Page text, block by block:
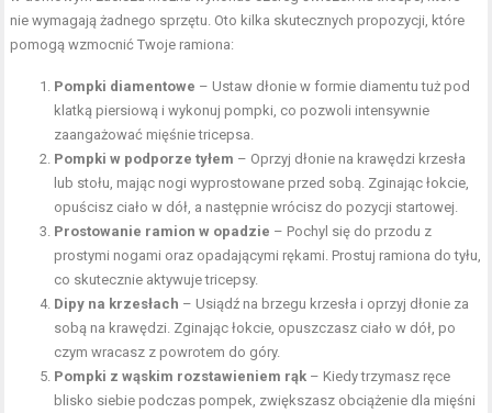
nie wymagają żadnego sprzętu. Oto kilka skutecznych propozycji, które
pomogą wzmocnić Twoje ramiona:
Pompki diamentowe – Ustaw dłonie w formie diamentu tuż pod
klatką piersiową i wykonuj pompki, co pozwoli intensywnie
zaangażować mięśnie tricepsa.
Pompki w podporze tyłem – Oprzyj dłonie na krawędzi krzesła
lub stołu, mając nogi wyprostowane przed sobą. Zginając łokcie,
opuścisz ciało w dół, a następnie wrócisz do pozycji startowej.
Prostowanie ramion w opadzie – Pochyl się do przodu z
prostymi nogami oraz opadającymi rękami. Prostuj ramiona do tyłu,
co skutecznie aktywuje tricepsy.
Dipy na krzesłach – Usiądź na brzegu krzesła i oprzyj dłonie za
sobą na krawędzi. Zginając łokcie, opuszczasz ciało w dół, po
czym wracasz z powrotem do góry.
Pompki z wąskim rozstawieniem rąk – Kiedy trzymasz ręce
blisko siebie podczas pompek, zwiększasz obciążenie dla mięśni